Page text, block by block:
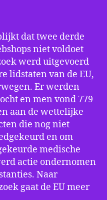
dat twee derde
niet voldoet
werd uitgevoerd
lidstaten van de EU,
Er werden
en men vond 779
aan de wettelijke
die nog niet
en om
medische
actie ondernomen
Naar
gaat de EU meer